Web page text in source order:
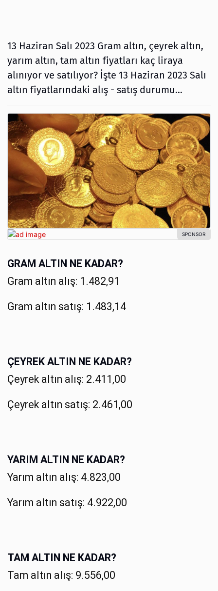
13 Haziran Salı 2023 Gram altın, çeyrek altın,
yarım altın, tam altın fiyatları kaç liraya
alınıyor ve satılıyor? İşte 13 Haziran 2023 Salı
altın fiyatlarındaki alış - satış durumu...
GRAM ALTIN NE KADAR?
Gram altın alış: 1.482,91
Gram altın satış: 1.483,14
ÇEYREK ALTIN NE KADAR?
Çeyrek altın alış: 2.411,00
Çeyrek altın satış: 2.461,00
YARIM ALTIN NE KADAR?
Yarım altın alış: 4.823,00
Yarım altın satış: 4.922,00
TAM ALTIN NE KADAR?
Tam altın alış: 9.556,00